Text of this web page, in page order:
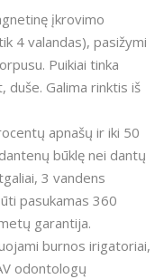
įkrovimo
4 valandas), pasižymi
Puikiai tinka
duše. Galima rinktis iš
apnašų ir iki 50
būklę nei dantų
3 vandens
pasukamas 360
garantija.
burnos irigatoriai,
odontologų